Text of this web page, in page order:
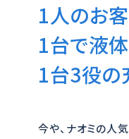
1人のお
1台で液
1台3役の
今や、ナオミの人